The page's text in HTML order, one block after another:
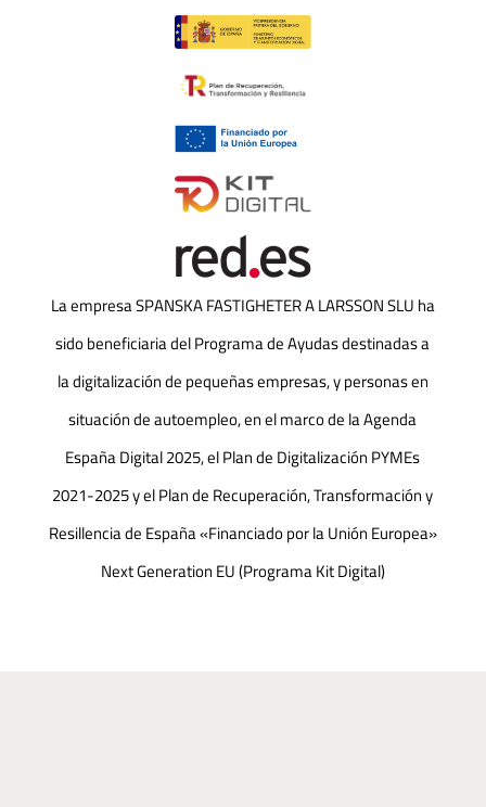
La empresa SPANSKA FASTIGHETER A LARSSON SLU ha
sido beneficiaria del Programa de Ayudas destinadas a
la digitalización de pequeñas empresas, y personas en
situación de autoempleo, en el marco de la Agenda
España Digital 2025, el Plan de Digitalización PYMEs
2021-2025 y el Plan de Recuperación, Transformación y
Resillencia de España «Financiado por la Unión Europea»
Next Generation EU (Programa Kit Digital)